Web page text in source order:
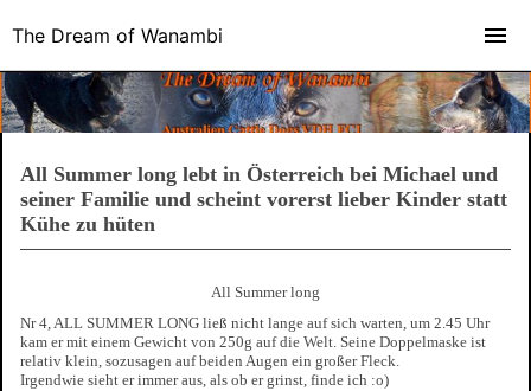
All Summer long lebt in Österreich bei Michael und
seiner Familie und scheint vorerst lieber Kinder statt
Kühe zu hüten
All Summer long
Nr 4, ALL SUMMER LONG ließ nicht lange auf sich warten, um 2.45 Uhr
kam er mit einem Gewicht von 250g auf die Welt. Seine Doppelmaske ist
relativ klein, sozusagen auf beiden Augen ein großer Fleck.
Irgendwie sieht er immer aus, als ob er grinst, finde ich :o)
The Dream of Wanambi